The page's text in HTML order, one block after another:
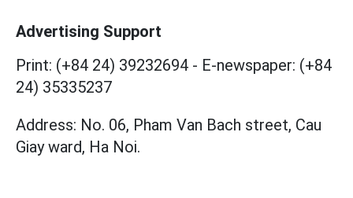
Advertising Support
Print: (+84 24) 39232694 - E-newspaper: (+84
24) 35335237
Address: No. 06, Pham Van Bach street, Cau
Giay ward, Ha Noi.